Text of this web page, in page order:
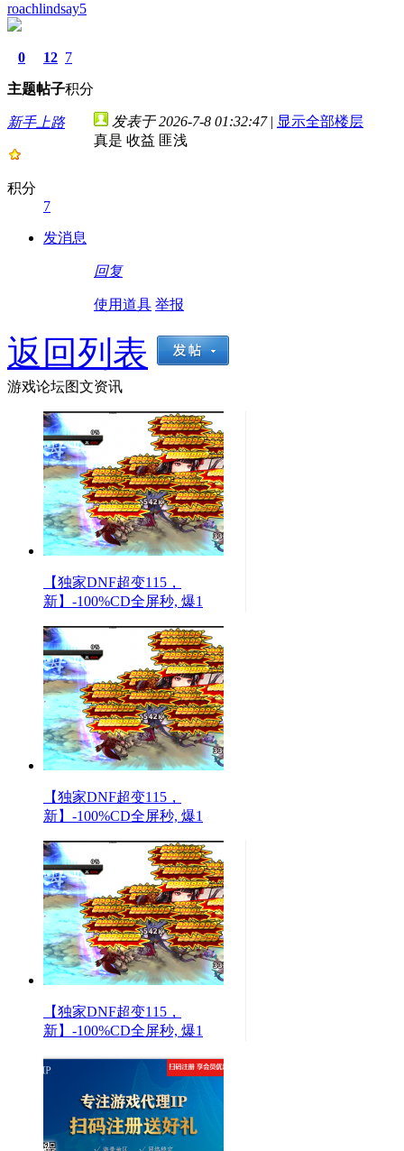
roachlindsay5
0
主题
12
帖子
7
积分
新手上路
积分
7
发消息
发表于 2026-7-8 01:32:47 | 显示全部楼层
真是 收益 匪浅
回复
使用道具 举报
返回列表
游戏论坛图文资讯
【独家DNF超变115，
新】-100%CD全屏秒, 爆1
【独家DNF超变115，
新】-100%CD全屏秒, 爆1
【独家DNF超变115，
新】-100%CD全屏秒, 爆1